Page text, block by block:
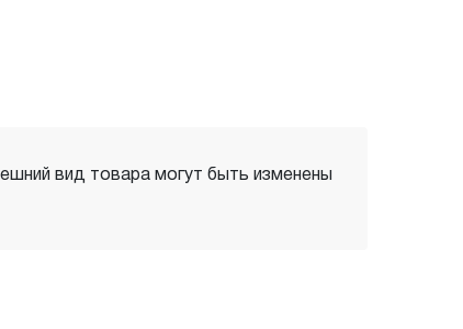
вид товара могут быть изменены